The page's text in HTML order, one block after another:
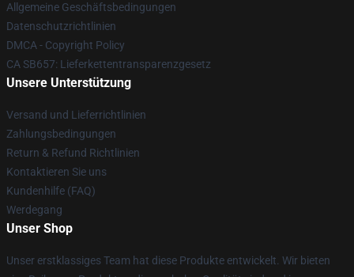
Allgemeine Geschäftsbedingungen
Datenschutzrichtlinien
DMCA - Copyright Policy
CA SB657: Lieferkettentransparenzgesetz
Unsere Unterstützung
Versand und Lieferrichtlinien
Zahlungsbedingungen
Return & Refund Richtlinien
Kontaktieren Sie uns
Kundenhilfe (FAQ)
Werdegang
Unser Shop
Unser erstklassiges Team hat diese Produkte entwickelt. Wir bieten